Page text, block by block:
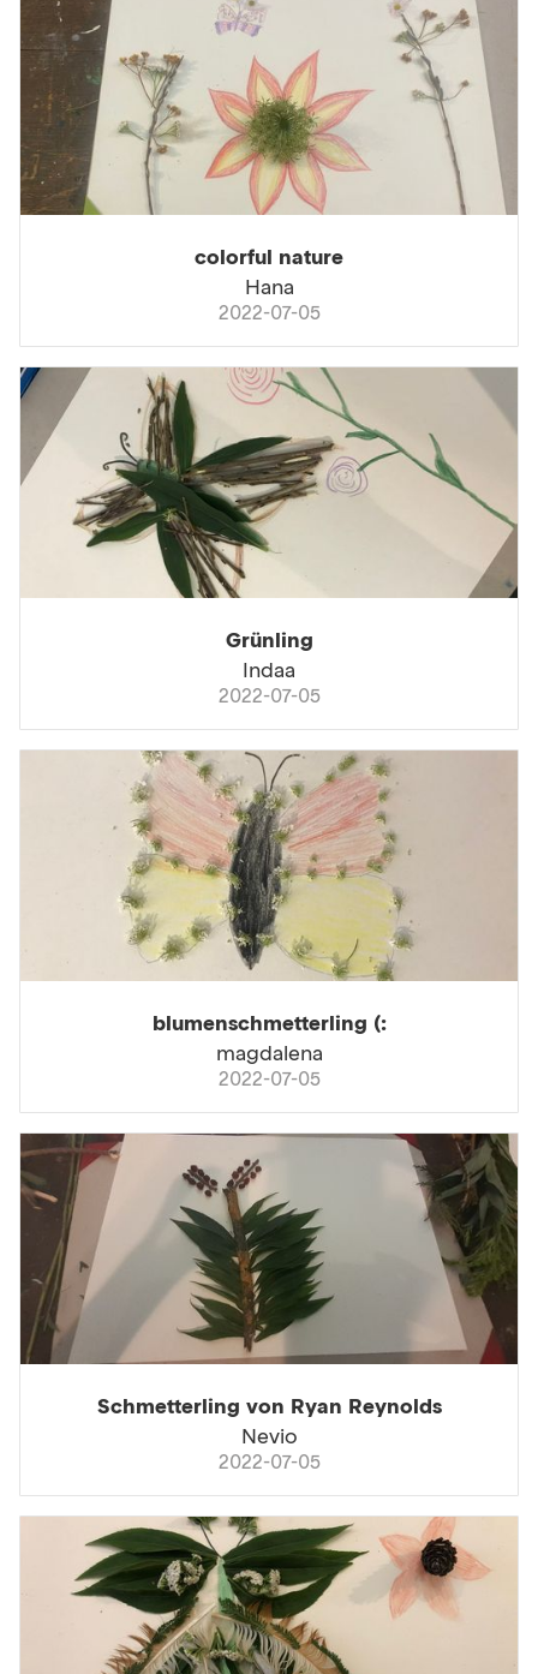
colorful nature
Hana
2022-07-05
Grünling
Indaa
2022-07-05
blumenschmetterling (:
magdalena
2022-07-05
Schmetterling von Ryan Reynolds
Nevio
2022-07-05